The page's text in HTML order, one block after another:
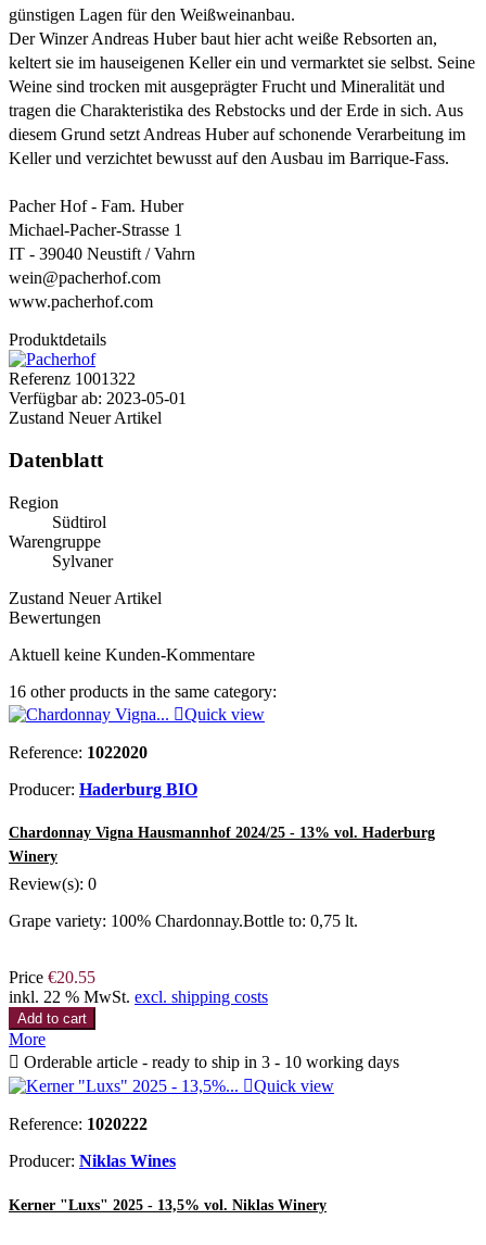
günstigen Lagen für den Weißweinanbau.
Der Winzer Andreas Huber baut hier acht weiße Rebsorten an,
keltert sie im hauseigenen Keller ein und vermarktet sie selbst. Seine
Weine sind trocken mit ausgeprägter Frucht und Mineralität und
tragen die Charakteristika des Rebstocks und der Erde in sich. Aus
diesem Grund setzt Andreas Huber auf schonende Verarbeitung im
Keller und verzichtet bewusst auf den Ausbau im Barrique-Fass.
Pacher Hof - Fam. Huber
Michael-Pacher-Strasse 1
IT - 39040 Neustift / Vahrn
wein@pacherhof.com
www.pacherhof.com
Produktdetails
Referenz 1001322
Verfügbar ab: 2023-05-01
Zustand Neuer Artikel
Datenblatt
Region
Südtirol
Warengruppe
Sylvaner
Zustand Neuer Artikel
Bewertungen
Aktuell keine Kunden-Kommentare
16 other products in the same category:
Quick view
Reference: 1022020
Producer: Haderburg BIO
Chardonnay Vigna Hausmannhof 2024/25 - 13% vol. Haderburg
Winery
Review(s): 0
Grape variety: 100% Chardonnay.Bottle to: 0,75 lt.
Price €20.55
inkl. 22 % MwSt. excl. shipping costs
Add to cart
More
 Orderable article - ready to ship in 3 - 10 working days
Quick view
Reference: 1020222
Producer: Niklas Wines
Kerner "Luxs" 2025 - 13,5% vol. Niklas Winery